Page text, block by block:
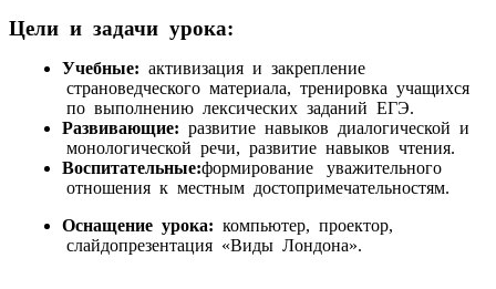
Цели и задачи урока:
Учебные: активизация и закрепление
страноведческого материала, тренировка учащихся
по выполнению лексических заданий ЕГЭ.
Развивающие: развитие навыков диалогической и
монологической речи, развитие навыков чтения.
Воспитательные:формирование уважительного
отношения к местным достопримечательностям.
Оснащение урока: компьютер, проектор,
слайдопрезентация «Виды Лондона».